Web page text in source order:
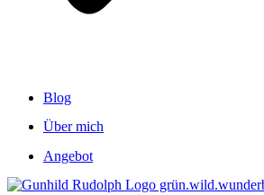
Blog
Über mich
Angebot